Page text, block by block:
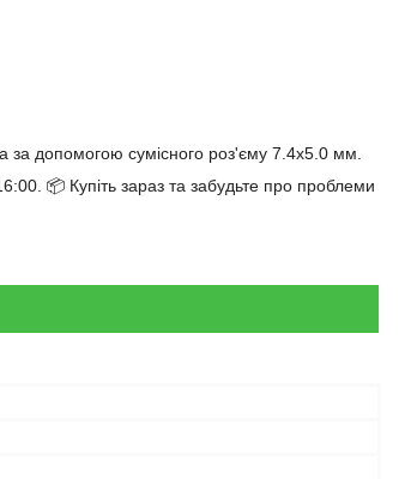
за допомогою сумісного роз'єму 7.4x5.0 мм.
📦 Купіть зараз та забудьте про проблеми